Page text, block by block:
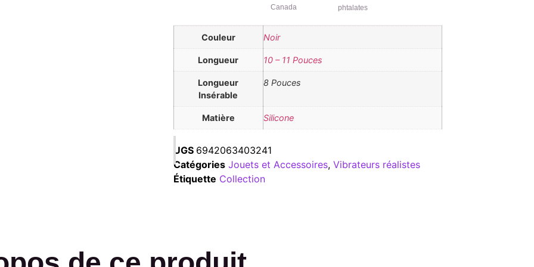
Canada
phtalates
Couleur Noir
Longueur 10 – 11 Pouces
Longueur
Insérable
8 Pouces
Matière Silicone
UGS 6942063403241
Catégories Jouets et Accessoires, Vibrateurs réalistes
Étiquette Collection